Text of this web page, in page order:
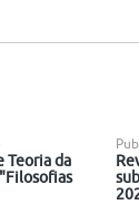
Teoria da